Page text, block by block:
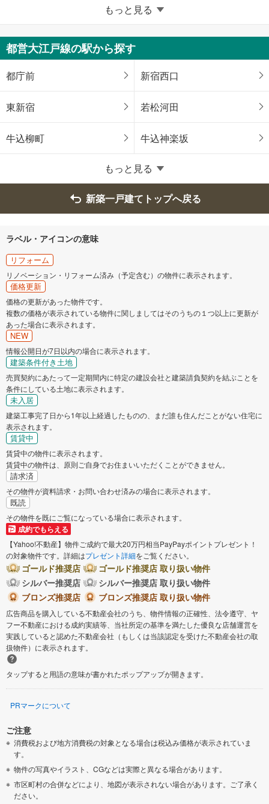
八王子市 立川市
武蔵野市 三鷹市
青梅市 府中市
昭島市 調布市
小金井市
日野市
国立市
狛江市
清瀬市 東久留米市
武蔵村山市 多摩市
稲城市 羽村市
あきる野市 西東京市
西多摩郡瑞穂町
もっと見る
都営大江戸線の駅から探す
都庁前 新宿西口
東新宿 若松河田
牛込柳町 牛込神楽坂
もっと見る
新築一戸建てトップへ戻る
ラベル・アイコンの意味
リフォーム
リノベーション・リフォーム済み（予定含む）の物件に表示されます。
価格更新
価格の更新があった物件です。
複数の価格が表示されている物件に関しましてはそのうちの１つ以上に更新が
あった場合に表示されます。
NEW
情報公開日が7日以内の場合に表示されます。
建築条件付き土地
売買契約にあたって一定期間内に特定の建設会社と建築請負契約を結ぶことを
条件にしている土地に表示されます。
未入居
建築工事完了日から1年以上経過したものの、まだ誰も住んだことがない住宅に
表示されます。
賃貸中
賃貸中の物件に表示されます。
賃貸中の物件は、原則ご自身でお住まいいただくことができません。
請求済
その物件が資料請求・お問い合わせ済みの場合に表示されます。
既読
その物件を既にご覧になっている場合に表示されます。
成約でもらえる
【Yahoo!不動産】物件ご成約で最大20万円相当PayPayポイントプレゼント！
の対象物件です。詳細はプレゼント詳細をご覧ください。
ゴールド推奨店
ゴールド推奨店 取り扱い物件
シルバー推奨店
シルバー推奨店 取り扱い物件
ブロンズ推奨店
ブロンズ推奨店 取り扱い物件
広告商品を購入している不動産会社のうち、物件情報の正確性、法令遵守、ヤ
フー不動産における成約実績等、当社所定の基準を満たした優良な店舗運営を
実践していると認めた不動産会社（もしくは当該認定を受けた不動産会社の取
扱物件）に表示されます。
タップすると用語の意味が書かれたポップアップが開きます。
PRマークについて
ご注意
消費税および地方消費税の対象となる場合は税込み価格が表示されていま
す。
物件の写真やイラスト、CGなどは実際と異なる場合があります。
市区町村の合併などにより、地図が表示されない場合があります。ご了承く
ださい。